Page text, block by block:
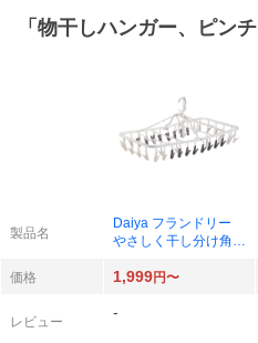
「 物干しハンガー、ピンチ
製品名
Daiya フランドリー
やさしく干し分け角ハ
価格 1,999円〜
レビュー
-